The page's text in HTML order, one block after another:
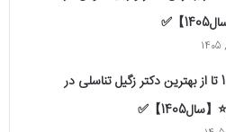
】✅
معرفی 10 تا از بهترین دکتر زگیل تناسلی در
】✅